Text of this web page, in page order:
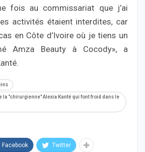
fois au commissariat que j’ai
activités étaient interdites, car
en Côte d’Ivoire où je tiens un
Amza Beauty à Cocody», a
la "chirurgienne" Alexia Kanté qui font froid dans le
Facebook Twitter